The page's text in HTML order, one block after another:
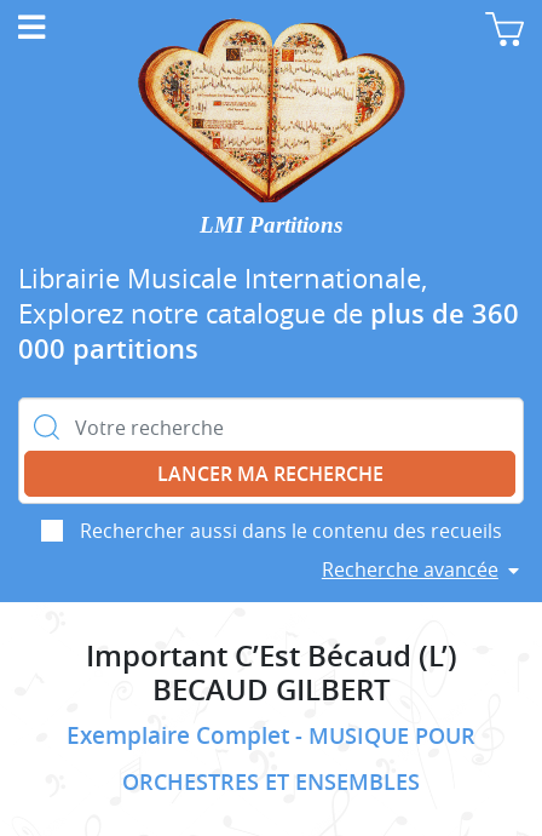
LMI Partitions
Librairie Musicale Internationale,
Explorez notre catalogue de plus de 360
000 partitions
Rechercher :
Rechercher aussi dans le contenu des recueils
Recherche avancée
Important C’Est Bécaud (L’)
BECAUD GILBERT
Exemplaire Complet
MUSIQUE POUR
ORCHESTRES ET ENSEMBLES